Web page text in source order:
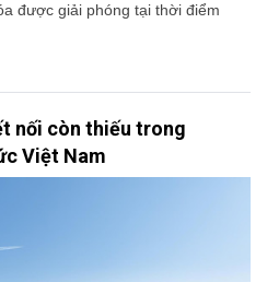
được giải phóng tại thời điểm
nối còn thiếu trong
Việt Nam